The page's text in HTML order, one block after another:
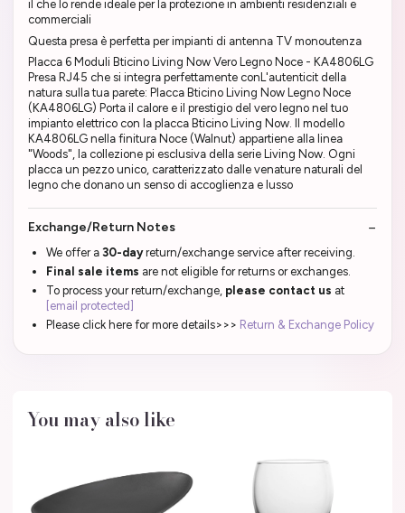
il che lo rende ideale per la protezione in ambienti residenziali e
commerciali
Questa presa è perfetta per impianti di antenna TV monoutenza
Placca 6 Moduli Bticino Living Now Vero Legno Noce - KA4806LG
Presa RJ45 che si integra perfettamente conL'autenticit della
natura sulla tua parete: Placca Bticino Living Now Legno Noce
(KA4806LG) Porta il calore e il prestigio del vero legno nel tuo
impianto elettrico con la placca Bticino Living Now. Il modello
KA4806LG nella finitura Noce (Walnut) appartiene alla linea
"Woods", la collezione pi esclusiva della serie Living Now. Ogni
placca un pezzo unico, caratterizzato dalle venature naturali del
legno che donano un senso di accoglienza e lusso
Exchange/Return Notes
We offer a 30-dayreturn/exchange service after receiving.
Final sale items are not eligible for returns or exchanges.
To process your return/exchange, please contact us at
[email protected]
Please click here for more details>>> Return & Exchange Policy
You may also like